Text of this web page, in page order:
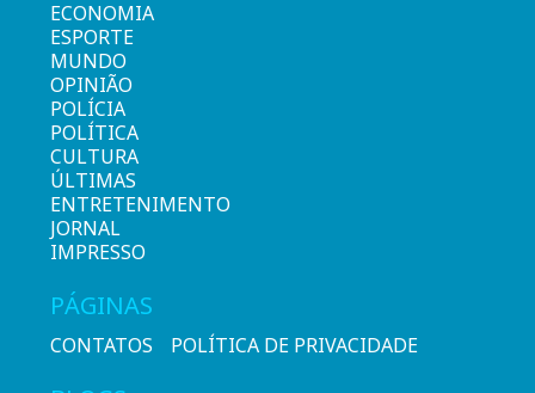
ECONOMIA
ESPORTE
MUNDO
OPINIÃO
POLÍCIA
POLÍTICA
CULTURA
ÚLTIMAS
ENTRETENIMENTO
JORNAL
IMPRESSO
PÁGINAS
CONTATOS POLÍTICA DE PRIVACIDADE